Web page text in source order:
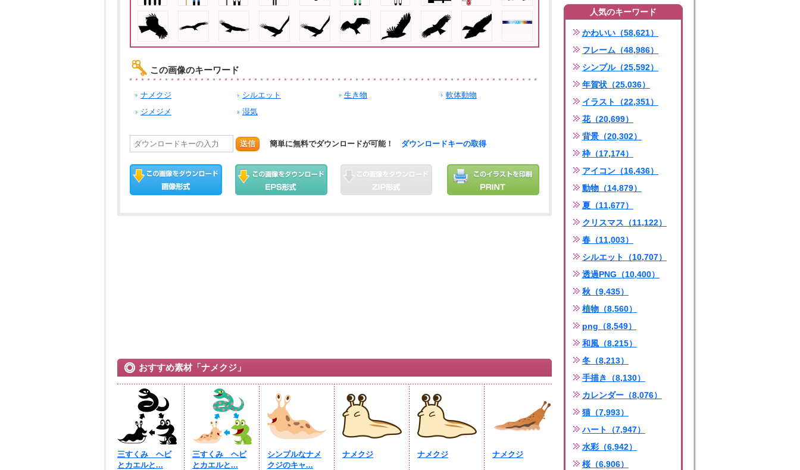
この画像のキーワード
ナメクジ シルエット 生き物
軟体動物
ジメジメ
湿気
送信 簡単に無料でダウンロードが可能！ ダウンロードキーの取得
おすすめ素材「ナメクジ」
三すくみ ヘビ
とカエルと...
三すくみ ヘビ
とカエルと...
シンプルなナメ
クジのキャ...
ナメクジ ナメクジ ナメクジ
人気のキーワード
かわいい（58,621）
フレーム（48,986）
シンプル（25,592）
年賀状（25,036）
イラスト（22,351）
花（20,699）
背景（20,302）
枠（17,174）
アイコン（16,436）
動物（14,879）
夏（11,677）
クリスマス（11,122）
春（11,003）
シルエット（10,707）
透過PNG（10,400）
秋（9,435）
植物（8,560）
png（8,549）
和風（8,215）
冬（8,213）
手描き（8,130）
カレンダー（8,076）
猫（7,993）
ハート（7,947）
水彩（6,942）
桜（6,906）